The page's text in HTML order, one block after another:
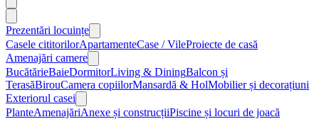
Prezentări locuințe
Casele cititorilorApartamenteCase / VileProiecte de casă
Amenajări camere
BucătărieBaieDormitorLiving & DiningBalcon și
TerasăBirouCamera copiilorMansardă & HolMobilier și decorațiuni
Exteriorul casei
PlanteAmenajăriAnexe și construcțiiPiscine și locuri de joacă